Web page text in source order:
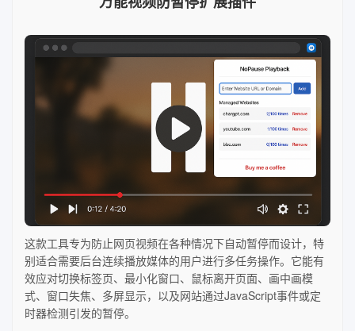
这款工具专为防止网页视频在各种情况下自动暂停而设计，特
别适合需要后台连续播放媒体的用户进行多任务操作。它能有
效应对切换标签页、最小化窗口、鼠标离开页面、画中画模
式、窗口失焦、多屏显示，以及网站通过JavaScript事件或定
时器检测引发的暂停。